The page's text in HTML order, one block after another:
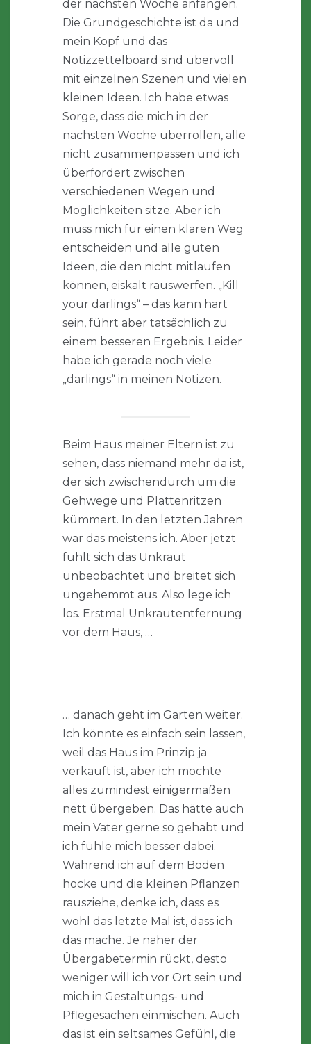
der nächsten Woche anfangen.
Die Grundgeschichte ist da und
mein Kopf und das
Notizzettelboard sind übervoll
mit einzelnen Szenen und vielen
kleinen Ideen. Ich habe etwas
Sorge, dass die mich in der
nächsten Woche überrollen, alle
nicht zusammenpassen und ich
überfordert zwischen
verschiedenen Wegen und
Möglichkeiten sitze. Aber ich
muss mich für einen klaren Weg
entscheiden und alle guten
Ideen, die den nicht mitlaufen
können, eiskalt rauswerfen. „Kill
your darlings“ – das kann hart
sein, führt aber tatsächlich zu
einem besseren Ergebnis. Leider
habe ich gerade noch viele
„darlings“ in meinen Notizen.
Beim Haus meiner Eltern ist zu
sehen, dass niemand mehr da ist,
der sich zwischendurch um die
Gehwege und Plattenritzen
kümmert. In den letzten Jahren
war das meistens ich. Aber jetzt
fühlt sich das Unkraut
unbeobachtet und breitet sich
ungehemmt aus. Also lege ich
los. Erstmal Unkrautentfernung
vor dem Haus, …
… danach geht im Garten weiter.
Ich könnte es einfach sein lassen,
weil das Haus im Prinzip ja
verkauft ist, aber ich möchte
alles zumindest einigermaßen
nett übergeben. Das hätte auch
mein Vater gerne so gehabt und
ich fühle mich besser dabei.
Während ich auf dem Boden
hocke und die kleinen Pflanzen
rausziehe, denke ich, dass es
wohl das letzte Mal ist, dass ich
das mache. Je näher der
Übergabetermin rückt, desto
weniger will ich vor Ort sein und
mich in Gestaltungs- und
Pflegesachen einmischen. Auch
das ist ein seltsames Gefühl, die